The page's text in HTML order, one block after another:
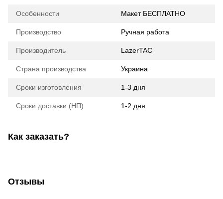
Особенности Макет БЕСПЛАТНО
Производство Ручная работа
Производитель LazerTAC
Страна производства Украина
Сроки изготовления 1-3 дня
Сроки доставки (НП) 1-2 дня
Как заказать?
Отзывы